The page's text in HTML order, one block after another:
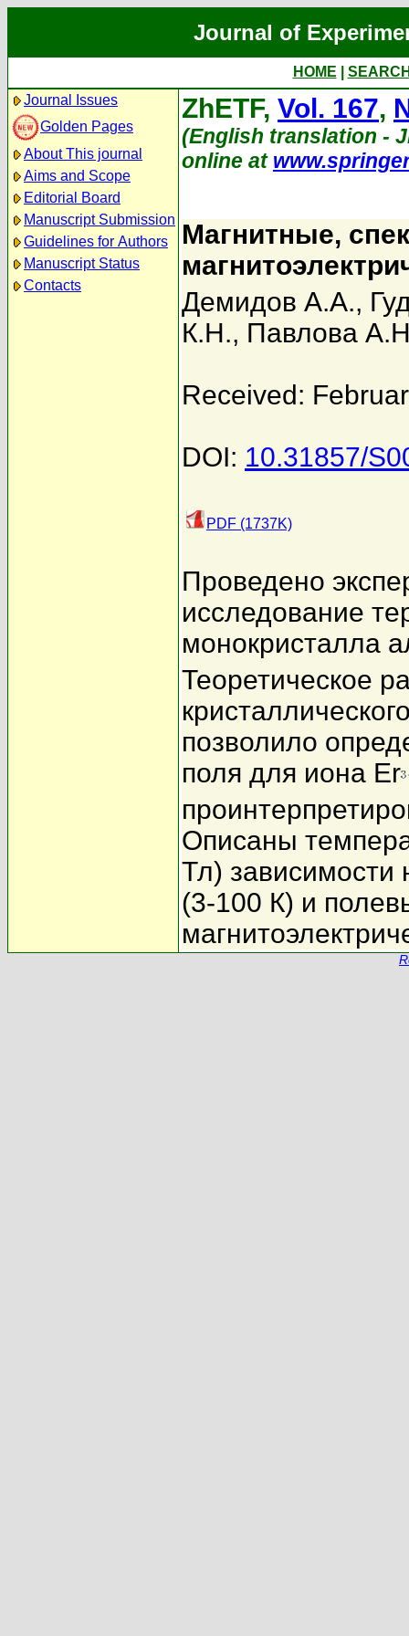
Journal of
HOME
Journal Issues
Golden Pages
About This journal
Aims and Scope
Editorial Board
Manuscript Submission
Guidelines for Authors
Manuscript Status
Contacts
ZhETF, Vol. 167,
(English translation -
online at
Магнитные,
Демидов А.А.,
К.Н., Павлова
Received:
DOI: 10.31857/
PDF (1737K)
Проведено
исследование
монокристалла
Теоретическое
позволило
поля для иона Er
Описаны
Тл) зависимости
(3-100 К) и